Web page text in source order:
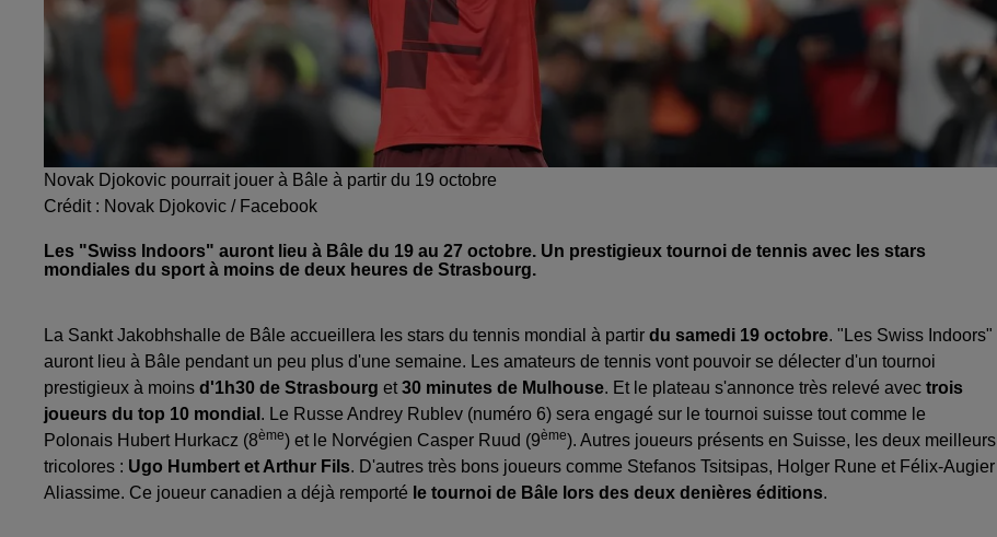
Novak Djokovic pourrait jouer à Bâle à partir du 19 octobre
Crédit : Novak Djokovic / Facebook
Les "Swiss Indoors" auront lieu à Bâle du 19 au 27 octobre. Un prestigieux tournoi de tennis avec les stars
mondiales du sport à moins de deux heures de Strasbourg.
La Sankt Jakobhshalle de Bâle accueillera les stars du tennis mondial à partir du samedi 19 octobre. "Les Swiss Indoors"
auront lieu à Bâle pendant un peu plus d'une semaine. Les amateurs de tennis vont pouvoir se délecter d'un tournoi
prestigieux à moins d'1h30 de Strasbourg et30 minutes de Mulhouse. Et le plateau s'annonce très relevé avec trois
joueurs du top 10 mondial . Le Russe Andrey Rublev (numéro 6) sera engagé sur le tournoi suisse tout comme le
Polonais Hubert Hurkacz (8ème) et le Norvégien Casper Ruud (9ème). Autres joueurs présents en Suisse, les deux meilleurs
tricolores : Ugo Humbert et Arthur Fils. D'autres très bons joueurs comme Stefanos Tsitsipas, Holger Rune et Félix-Augier
Aliassime. Ce joueur canadien a déjà remporté le tournoi de Bâle lors des deux denières éditions.